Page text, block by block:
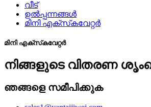
വീട്
ഉൽപ്പന്നങ്ങൾ
മിനി എക്‌സ്‌കവേറ്റർ
മിനി എക്‌സ്‌കവേറ്റർ
നിങ്ങളുടെ വിതരണ
ഞങ്ങളെ സമീപിക്കുക